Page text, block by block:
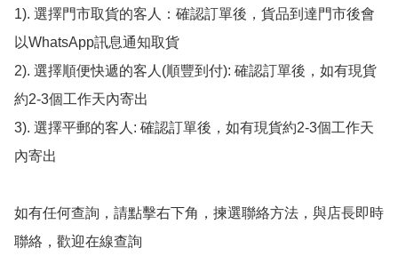
1). 選擇門市取貨的客人：確認訂單後，貨品到達門市後會
以WhatsApp訊息通知取貨
2). 選擇順便快遞的客人(順豐到付): 確認訂單後，如有現貨
約2-3個工作天內寄出
3). 選擇平郵的客人: 確認訂單後，如有現貨約2-3個工作天
內寄出
如有任何查詢，請點擊右下角，揀選聯絡方法，與店長即時
聯絡，歡迎在線查詢